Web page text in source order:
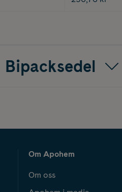
Bipacksedel
Om Apohem
Om oss